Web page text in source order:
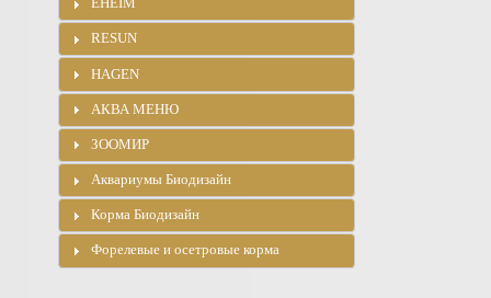
EHEIM
RESUN
HAGEN
АКВА МЕНЮ
ЗООМИР
Аквариумы Биодизайн
Корма Биодизайн
Форелевые и осетровые корма